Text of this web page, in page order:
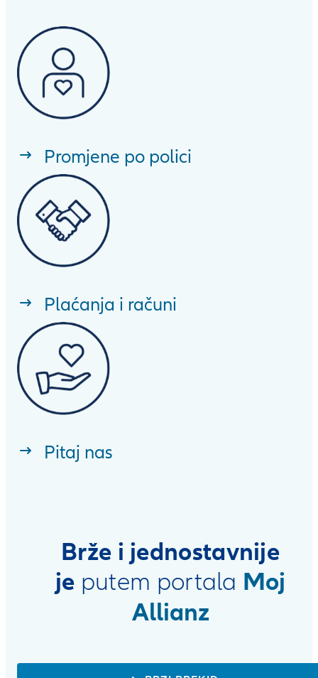
Promjene po polici
Plaćanja i računi
Pitaj nas
Brže i jednostavnije
je putem portala Moj
Allianz